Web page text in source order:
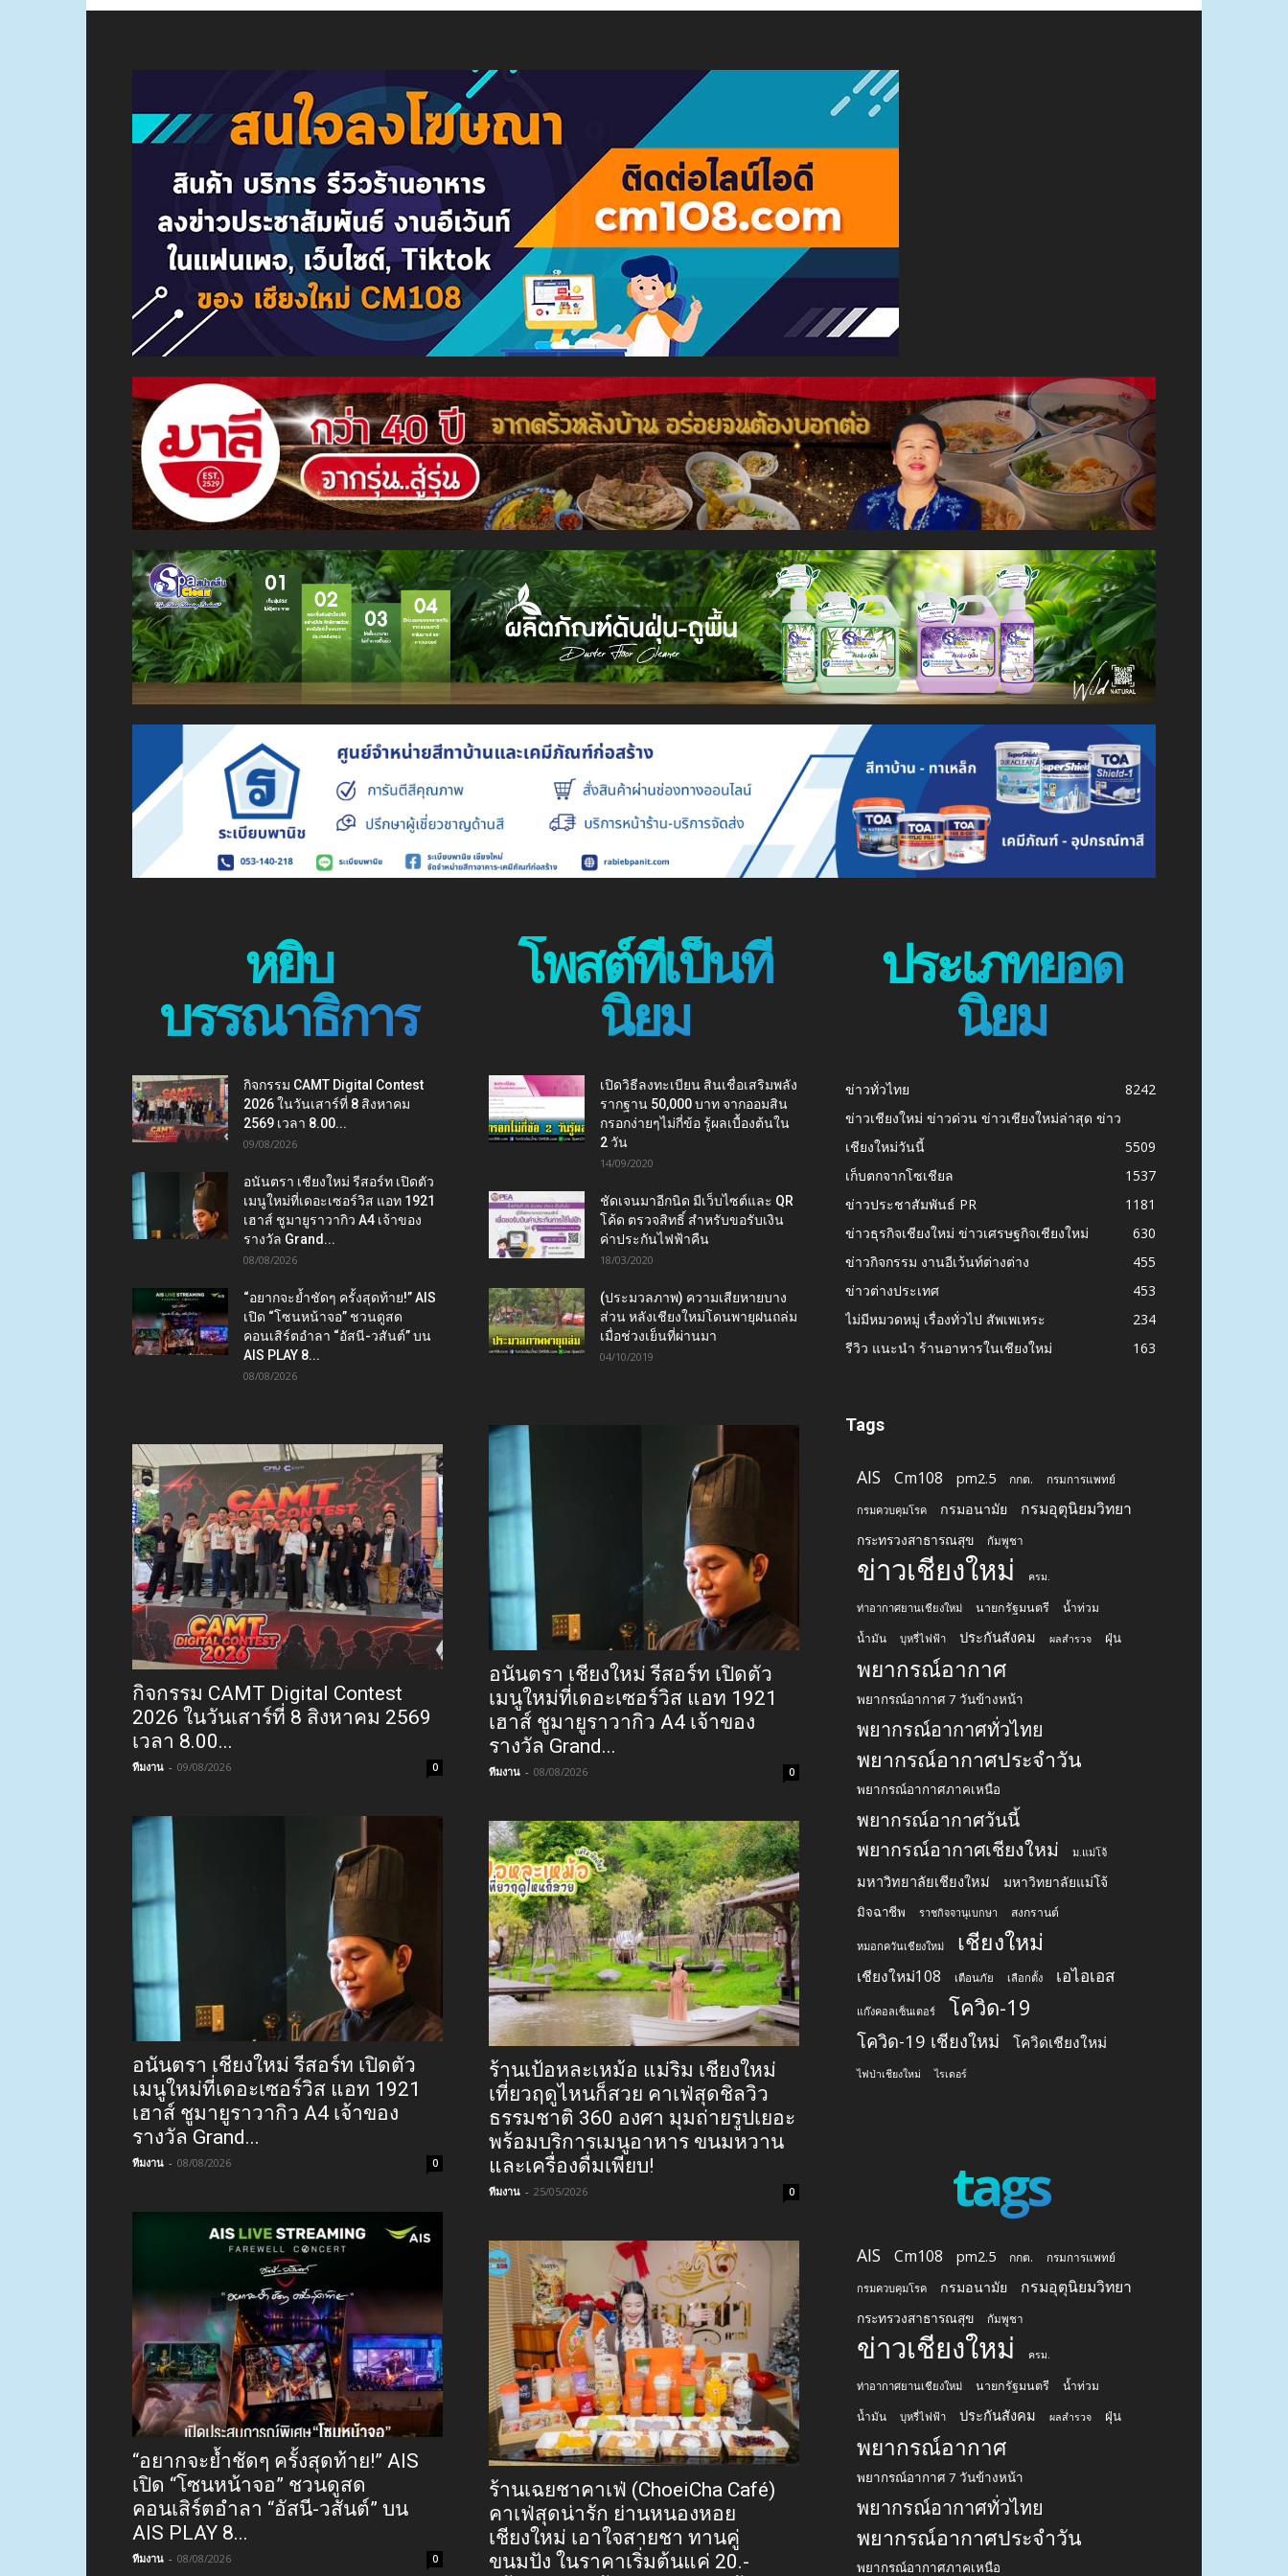
หยิบ
บรรณาธิการ
กิจกรรม CAMT Digital Contest
2026 ในวันเสาร์ที่ 8 สิงหาคม
2569 เวลา 8.00...
09/08/2026
อนันตรา เชียงใหม่ รีสอร์ท เปิดตัว
เมนูใหม่ที่เดอะเซอร์วิส แอท 1921
เฮาส์ ชูมายูราวากิว A4 เจ้าของ
รางวัล Grand...
08/08/2026
“อยากจะย้ำชัดๆ ครั้งสุดท้าย!” AIS
เปิด “โซนหน้าจอ” ชวนดูสด
คอนเสิร์ตอำลา “อัสนี-วสันต์” บน
AIS PLAY 8...
08/08/2026
กิจกรรม CAMT Digital Contest
2026 ในวันเสาร์ที่ 8 สิงหาคม 2569
เวลา 8.00...
ทีมงาน - 09/08/2026 0
อนันตรา เชียงใหม่ รีสอร์ท เปิดตัว
เมนูใหม่ที่เดอะเซอร์วิส แอท 1921
เฮาส์ ชูมายูราวากิว A4 เจ้าของ
รางวัล Grand...
ทีมงาน - 08/08/2026 0
“อยากจะย้ำชัดๆ ครั้งสุดท้าย!” AIS
เปิด “โซนหน้าจอ” ชวนดูสด
คอนเสิร์ตอำลา “อัสนี-วสันต์” บน
AIS PLAY 8...
ทีมงาน - 08/08/2026 0
โพสต์ที่เป็นที่
นิยม
เปิดวิธีลงทะเบียน สินเชื่อเสริมพลัง
รากฐาน 50,000 บาท จากออมสิน
กรอกง่ายๆไม่กี่ข้อ รู้ผลเบื้องต้นใน
2 วัน
14/09/2020
ชัดเจนมาอีกนิด มีเว็บไซต์และ QR
โค้ด ตรวจสิทธิ์ สำหรับขอรับเงิน
ค่าประกันไฟฟ้าคืน
18/03/2020
(ประมวลภาพ) ความเสียหายบาง
ส่วน หลังเชียงใหม่โดนพายุฝนถล่ม
เมื่อช่วงเย็นที่ผ่านมา
04/10/2019
อนันตรา เชียงใหม่ รีสอร์ท เปิดตัว
เมนูใหม่ที่เดอะเซอร์วิส แอท 1921
เฮาส์ ชูมายูราวากิว A4 เจ้าของ
รางวัล Grand...
ทีมงาน - 08/08/2026 0
ร้านเป้อหละเหม้อ แม่ริม เชียงใหม่
เที่ยวฤดูไหนก็สวย คาเฟ่สุดชิลวิว
ธรรมชาติ 360 องศา มุมถ่ายรูปเยอะ
พร้อมบริการเมนูอาหาร ขนมหวาน
และเครื่องดื่มเพียบ!
ทีมงาน - 25/05/2026 0
ร้านเฉยชาคาเฟ่ (ChoeiCha Café)
คาเฟ่สุดน่ารัก ย่านหนองหอย
เชียงใหม่ เอาใจสายชา ทานคู่
ขนมปัง ในราคาเริ่มต้นแค่ 20.-
ประเภทยอด
นิยม
ข่าวทั่วไทย
8242
ข่าวเชียงใหม่ ข่าวด่วน ข่าวเชียงใหม่ล่าสุด ข่าว
เชียงใหม่วันนี้
5509
เก็บตกจากโซเชียล
1537
ข่าวประชาสัมพันธ์ PR
1181
ข่าวธุรกิจเชียงใหม่ ข่าวเศรษฐกิจเชียงใหม่
630
ข่าวกิจกรรม งานอีเว้นท์ต่างต่าง
455
ข่าวต่างประเทศ
453
ไม่มีหมวดหมู่ เรื่องทั่วไป สัพเพเหระ
234
รีวิว แนะนำ ร้านอาหารในเชียงใหม่
163
Tags
AIS Cm108 pm2.5 กกต. กรมการแพทย์
กรมควบคุมโรค กรมอนามัย กรมอุตุนิยมวิทยา
กระทรวงสาธารณสุข กัมพูชา
ข่าวเชียงใหม่ ครม.
ท่าอากาศยานเชียงใหม่ นายกรัฐมนตรี น้ำท่วม
น้ำมัน บุหรี่ไฟฟ้า ประกันสังคม ผลสำรวจ ฝุ่น
พยากรณ์อากาศ
พยากรณ์อากาศ 7 วันข้างหน้า
พยากรณ์อากาศทั่วไทย
พยากรณ์อากาศประจำวัน
พยากรณ์อากาศภาคเหนือ
พยากรณ์อากาศวันนี้
พยากรณ์อากาศเชียงใหม่
ม.แม่โจ้
มหาวิทยาลัยเชียงใหม่ มหาวิทยาลัยแม่โจ้
มิจฉาชีพ ราชกิจจานุเบกษา สงกรานต์
หมอกควันเชียงใหม่ เชียงใหม่
เชียงใหม่108 เตือนภัย เลือกตั้ง เอไอเอส
แก๊งคอลเซ็นเตอร์ โควิด-19
โควิด-19 เชียงใหม่ โควิดเชียงใหม่
ไฟป่าเชียงใหม่ ไรเดอร์
tags
AIS Cm108 pm2.5 กกต. กรมการแพทย์
กรมควบคุมโรค กรมอนามัย กรมอุตุนิยมวิทยา
กระทรวงสาธารณสุข กัมพูชา
ข่าวเชียงใหม่ ครม.
ท่าอากาศยานเชียงใหม่ นายกรัฐมนตรี น้ำท่วม
น้ำมัน บุหรี่ไฟฟ้า ประกันสังคม ผลสำรวจ ฝุ่น
พยากรณ์อากาศ
พยากรณ์อากาศ 7 วันข้างหน้า
พยากรณ์อากาศทั่วไทย
พยากรณ์อากาศประจำวัน
พยากรณ์อากาศภาคเหนือ